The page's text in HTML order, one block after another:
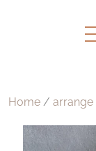
Home / arrange